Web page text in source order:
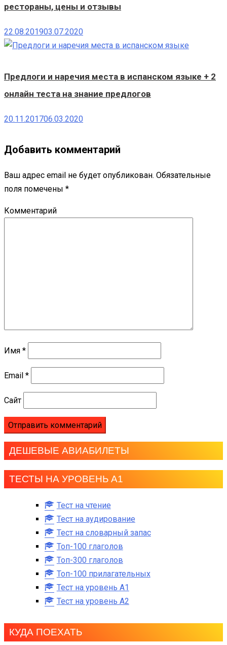
рестораны, цены и отзывы
22.08.201903.07.2020
Предлоги и наречия места в испанском языке + 2
онлайн теста на знание предлогов
20.11.201706.03.2020
Добавить комментарий
Ваш адрес email не будет опубликован. Обязательные
поля помечены *
Комментарий
Имя *
Email *
Сайт
ДЕШЕВЫЕ АВИАБИЛЕТЫ
ТЕСТЫ НА УРОВЕНЬ А1
Тест на чтение
Тест на аудирование
Тест на словарный запас
Топ-100 глаголов
Топ-300 глаголов
Топ-100 прилагательных
Тест на уровень A1
Тест на уровень A2
КУДА ПОЕХАТЬ